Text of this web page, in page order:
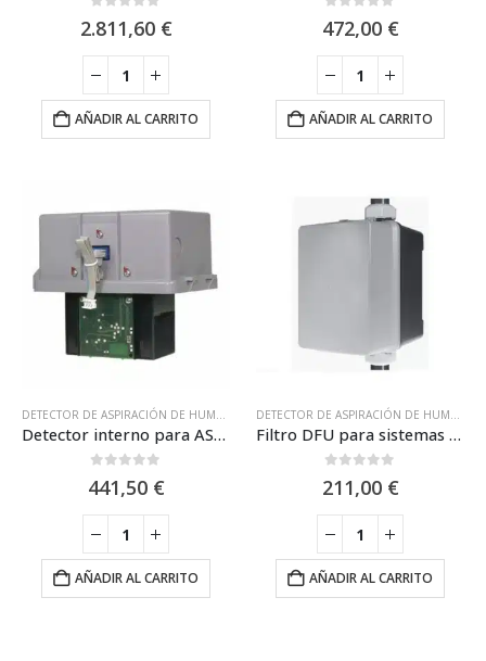
2.811,60 €
AÑADIR AL CARRITO
472,00 €
AÑADIR AL CARRITO
DETECTOR DE ASPIRACIÓN DE HUMOS NSC,SISTEMAS DE ASPIRACIÓN,SISTEMAS
Detector interno para ASD535 / NSC SP05214-00
441,50 €
AÑADIR AL CARRITO
DETECTOR DE ASPIRACIÓN DE HUMOS
Filtro DFU para sistemas de detección por aspiración / NSC SP05272-00
211,00 €
AÑADIR AL CARRITO